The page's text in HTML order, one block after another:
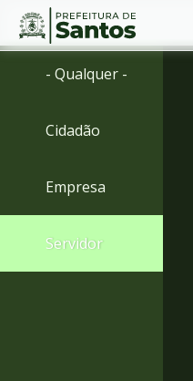
Ir
menu
para
Conteúdo
- Qualquer -
Cidadão
Empresa
Servidor